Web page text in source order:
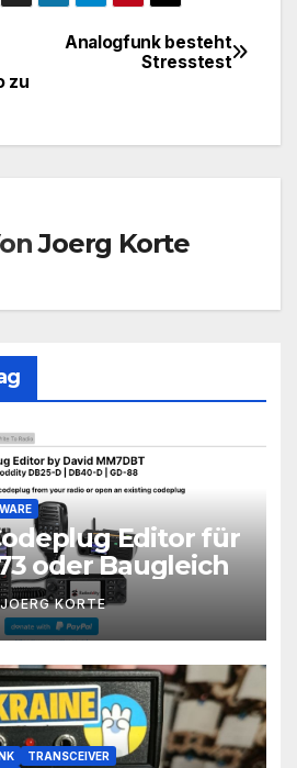
Analogfunk besteht
Stresstest
zu
Joerg Korte
Editor für
oder Baugleich
JOERG KORTE
TRANSCEIVER